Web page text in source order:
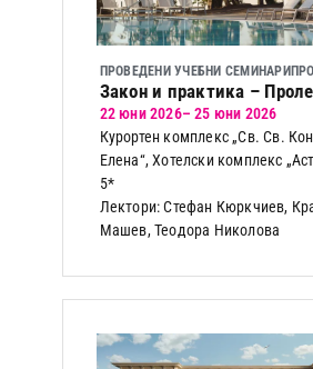
ПРОВЕДЕНИ УЧЕБНИ СЕМИНАРИ
Закон и практика –
22 юни 2026– 25 юни 2026
Курортен комплекс „Св. Св.
Елена“, Хотелски комплекс
5*
Лектори: Стефан Кюркчиев,
Машев, Теодора Николова